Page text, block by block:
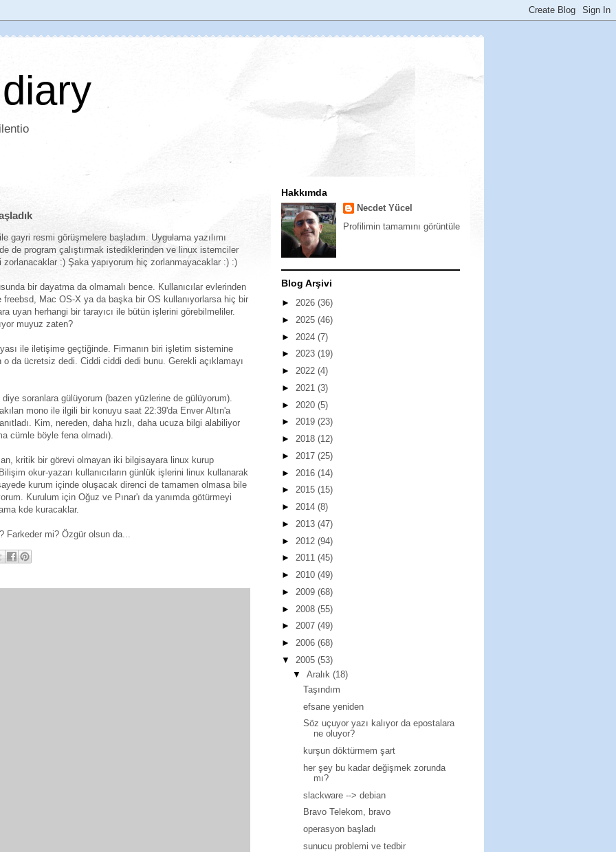
gayri resmi görüşmelere başladım. Uygulama yazılımı
de program çalıştırmak istediklerinden ve linux istemciler
:) Şaka yapıyorum hiç zorlanmayacaklar :) :)
bir dayatma da olmamalı bence. Kullanıcılar evlerinden
Mac OS-X ya da başka bir OS kullanıyorlarsa hiç bir
uyan herhangi bir tarayıcı ile bütün işlerini görebilmeliler.
muyuz zaten?
ile iletişime geçtiğinde. Firmanın biri işletim sistemine
da ücretsiz dedi. Ciddi ciddi dedi bunu. Gerekli açıklamayı
soranlara gülüyorum (bazen yüzlerine de gülüyorum).
mono ile ilgili bir konuyu saat 22:39'da Enver Altın'a
Kim, nereden, daha hızlı, daha ucuza bilgi alabiliyor
cümle böyle fena olmadı).
kritik bir görevi olmayan iki bilgisayara linux kurup
okur-yazarı kullanıcıların günlük işlerini linux kullanarak
kurum içinde oluşacak direnci de tamamen olmasa bile
Kurulum için Oğuz ve Pınar'ı da yanımda götürmeyi
kde kuracaklar.
Farkeder mi? Özgür olsun da...
Hakkımda
Necdet Yücel
Profilimin tamamını görüntüle
Blog Arşivi
► 2026 (36)
► 2025 (46)
► 2024 (7)
► 2023 (19)
► 2022 (4)
► 2021 (3)
► 2020 (5)
► 2019 (23)
► 2018 (12)
► 2017 (25)
► 2016 (14)
► 2015 (15)
► 2014 (8)
► 2013 (47)
► 2012 (94)
► 2011 (45)
► 2010 (49)
► 2009 (68)
► 2008 (55)
► 2007 (49)
► 2006 (68)
▼ 2005 (53)
▼ Aralık (18)
Taşındım
efsane yeniden
Söz uçuyor yazı kalıyor da epostalara
ne oluyor?
kurşun döktürmem şart
her şey bu kadar değişmek zorunda
mı?
slackware --> debian
Bravo Telekom, bravo
operasyon başladı
sunucu problemi ve tedbir